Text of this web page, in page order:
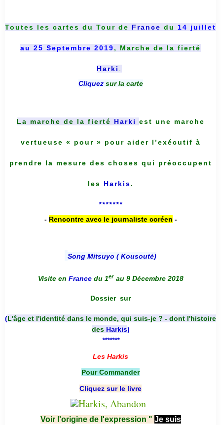
Toutes les cartes du Tour de France du 14 juillet
au 25 Septembre 2019, Marche de la fierté
Harki
Cliquez sur la carte
La marche de la fierté Harki est une marche
vertueuse « pour » pour aider l’exécutif à
prendre la mesure des choses qui préoccupent
les Harkis.
*******
- Rencontre avec le journaliste coréen -
Song Mitsuyo ( Kousouté)
Visite en France du 1er au 9 Décembre 2018
Dossier sur
(L'âge et l'identité dans le monde, qui suis-je ? - dont l'histoire
des Harkis)
*******
Les Harkis
Pour Commander
Cliquez sur le livre
Voir l'origine de l'expression " Je suis